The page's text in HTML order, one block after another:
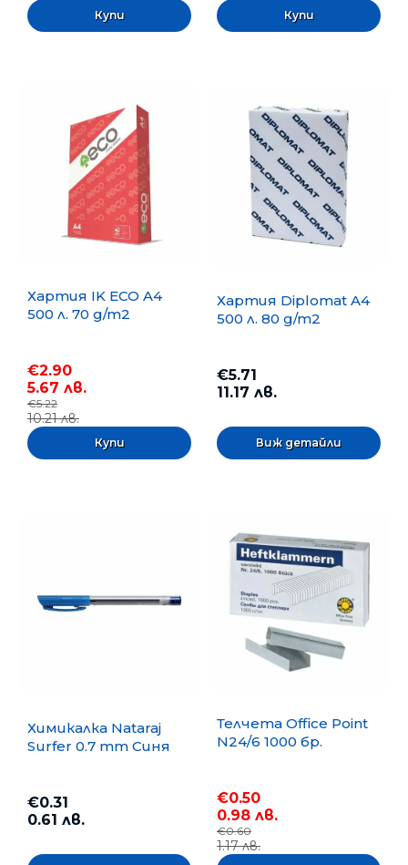
Хартия IK ECO A4
500 л. 70 g/m2
€2.90
5.67 лв.
€5.22
10.21 лв.
Хартия Diplomat A4
500 л. 80 g/m2
€5.71
11.17 лв.
Виж детайли
Химикалка Nataraj
Surfer 0.7 mm Синя
€0.31
0.61 лв.
Телчета Office Point
N24/6 1000 бр.
€0.50
0.98 лв.
€0.60
1.17 лв.